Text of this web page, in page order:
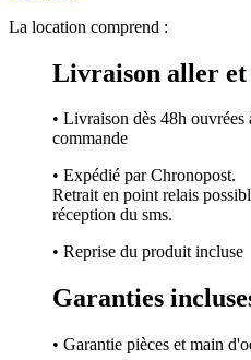
La location comprend :
Livraison aller
• Livraison dès 48h
commande
• Expédié par Chronopost.
Retrait en point relais
réception du sms.
• Reprise du produit incluse
Garanties
• Garantie pièces et main